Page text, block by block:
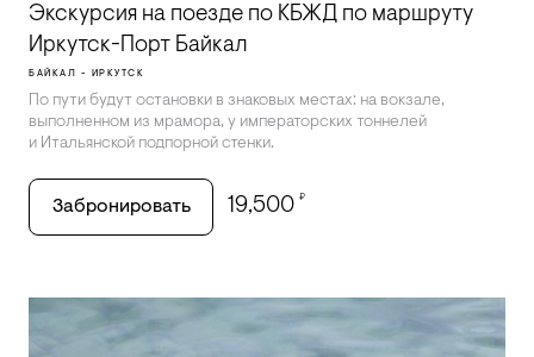
Экскурсия на поезде по КБЖД по маршруту
Иркутск-Порт Байкал
БАЙКАЛ - ИРКУТСК
По пути будут остановки в знаковых местах: на вокзале,
выполненном из мрамора, у императорских тоннелей
и Итальянской подпорной стенки.
Забронировать 19,500 ₽